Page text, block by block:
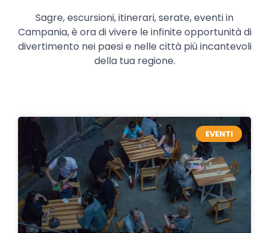
Sagre, escursioni, itinerari, serate, eventi in
Campania, è ora di vivere le infinite opportunità di
divertimento nei paesi e nelle città più incantevoli
della tua regione.
EVENTI